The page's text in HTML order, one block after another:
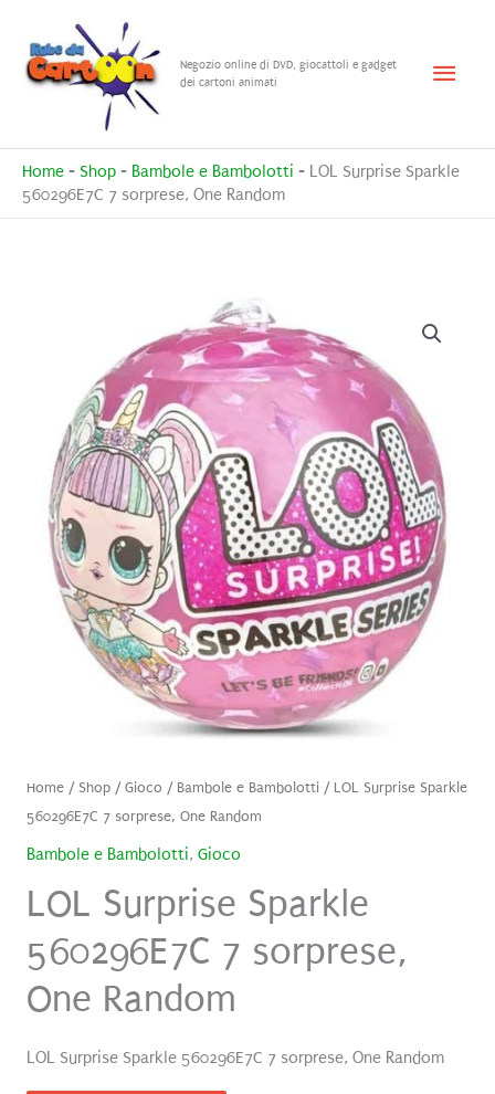
contenuto
Negozio online di DVD, giocattoli e gadget
dei cartoni animati
Menu
Home - Shop - Bambole e Bambolotti - LOL Surprise Sparkle
560296E7C 7 sorprese, One Random
Home/ Shop/Gioco / Bambole e Bambolotti/ LOL Surprise Sparkle
560296E7C 7 sorprese, One Random
Bambole e Bambolotti, Gioco
LOL Surprise Sparkle
560296E7C 7 sorprese,
One Random
LOL Surprise Sparkle 560296E7C 7 sorprese, One Random